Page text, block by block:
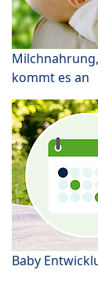
kommt es an
Baby